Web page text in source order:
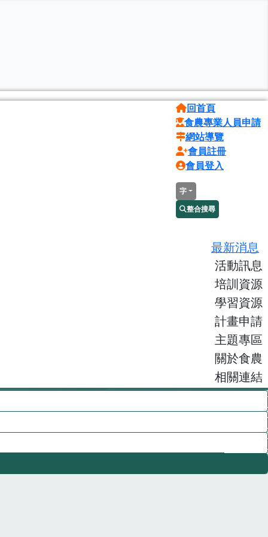
回首頁
食農專業人員申請
網站導覽
會員註冊
會員登入
字
整合搜尋
最新消息
活動訊息
培訓資源
學習資源
計畫申請
主題專區
關於食農
相關連結